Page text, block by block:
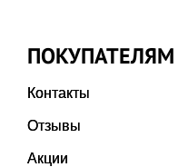
ПОКУПАТЕЛЯМ
Контакты
Отзывы
Акции